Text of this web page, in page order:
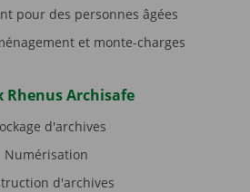
pour des personnes âgées
et monte-charges
Rhenus Archisafe
d'archives
Numérisation
d'archives